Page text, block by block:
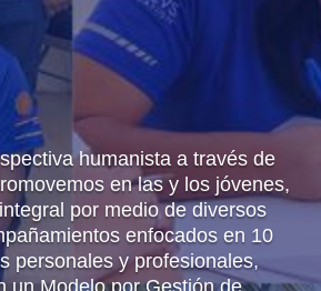
humanista a través de
en las y los jóvenes,
por medio de diversos
enfocados en 10
personales y profesionales,
un Modelo por Gestión de